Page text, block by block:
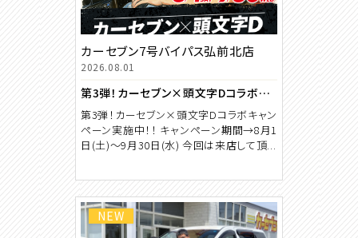
カーセブン7号バイパス弘前北店
2026.08.01
第3弾！カーセブン×頭文字Dコラボキャンペーン
第3弾！カーセブン×頭文字Dコラボキャン
ペーン実施中！！ キャンペーン期間→8月1
日(土)～9月30日(水) 今回は来店して頂...
NEW